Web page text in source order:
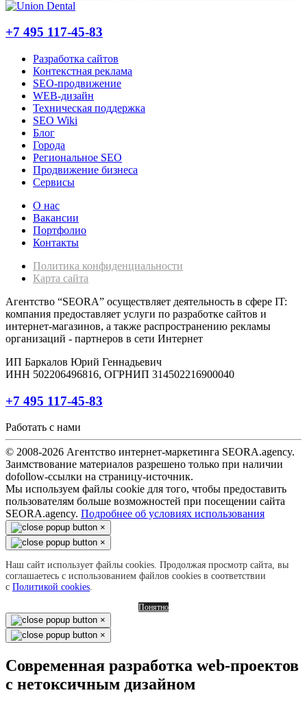
+7 495 117-45-83
Разработка сайтов
Контекстная реклама
SEO-продвижение
WEB-дизайн
Техническая поддержка
SEO Wiki
Блог
Города
Региональное SEO
Продвижение бизнеса
Сервисы
О нас
Вакансии
Портфолио
Контакты
Политика конфиденциальности
Карта сайта
Агентство “SEORA” осуществляет деятельность в сфере IT:
компания предоставляет услуги по разработке сайтов и
интернет-магазинов, а также распространению рекламы
организаций - партнеров в сети Интернет
ИП Баркалов Юрий Геннадьевич
ИНН 502206496816, ОГРНИП 314502216900040
+7 495 117-45-83
Работать с нами
© 2008-2026 Агентство интернет-маркетинга SEORA.agency.
Заимствование материалов разрешено только при наличии
dofollow-ссылки на страницу-источник.
Мы используем файлы cookie для того, чтобы предоставить
пользователям больше возможностей при посещении сайта
SEORA.agency. Подробнее об условиях использования
×
×
Наш сайт использует файлы cookies. Продолжая просмотр сайта, вы
соглашаетесь с использованием файлов cookies в соответствии
с Политикой cookies.
Понятно
×
×
Современная разработка web-проектов
с нетоксичным дизайном